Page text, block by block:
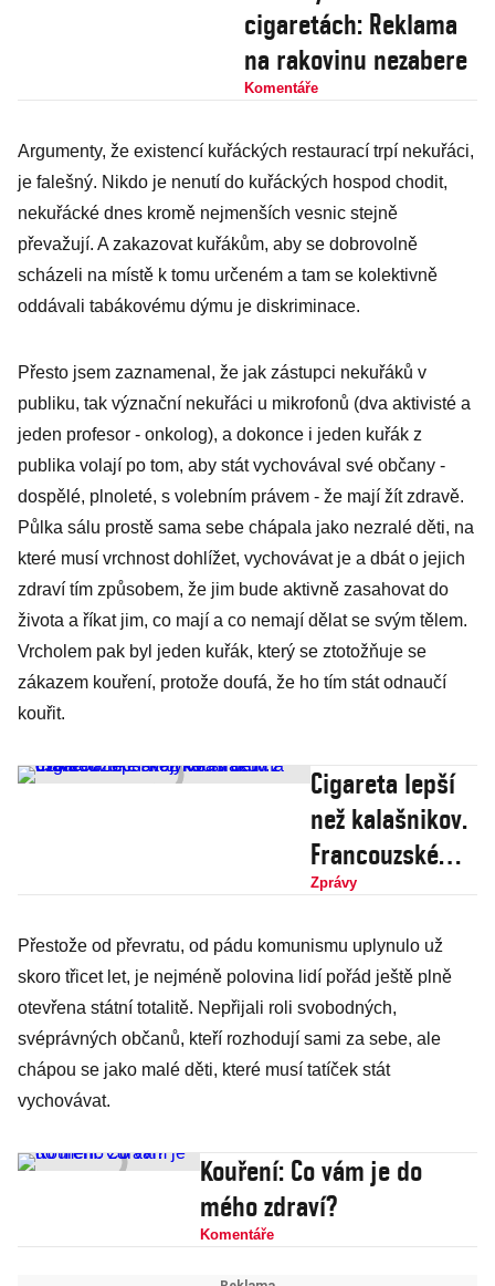
cigaretách: Reklama
na rakovinu nezabere
Komentáře
Argumenty, že existencí kuřáckých restaurací trpí nekuřáci,
je falešný. Nikdo je nenutí do kuřáckých hospod chodit,
nekuřácké dnes kromě nejmenších vesnic stejně
převažují. A zakazovat kuřákům, aby se dobrovolně
scházeli na místě k tomu určeném a tam se kolektivně
oddávali tabákovému dýmu je diskriminace.
Přesto jsem zaznamenal, že jak zástupci nekuřáků v
publiku, tak význační nekuřáci u mikrofonů (dva aktivisté a
jeden profesor - onkolog), a dokonce i jeden kuřák z
publika volají po tom, aby stát vychovával své občany -
dospělé, plnoleté, s volebním právem - že mají žít zdravě.
Půlka sálu prostě sama sebe chápala jako nezralé děti, na
které musí vrchnost dohlížet, vychovávat je a dbát o jejich
zdraví tím způsobem, že jim bude aktivně zasahovat do
života a říkat jim, co mají a co nemají dělat se svým tělem.
Vrcholem pak byl jeden kuřák, který se ztotožňuje se
zákazem kouření, protože doufá, že ho tím stát odnaučí
kouřit.
Cigareta lepší
než kalašnikov.
Francouzské
školy ve
džihádu
nechávají
kouřit děti na
dvoře
Zprávy
Přestože od převratu, od pádu komunismu uplynulo už
skoro třicet let, je nejméně polovina lidí pořád ještě plně
otevřena státní totalitě. Nepřijali roli svobodných,
svéprávných občanů, kteří rozhodují sami za sebe, ale
chápou se jako malé děti, které musí tatíček stát
vychovávat.
Kouření: Co vám je do
mého zdraví?
Komentáře